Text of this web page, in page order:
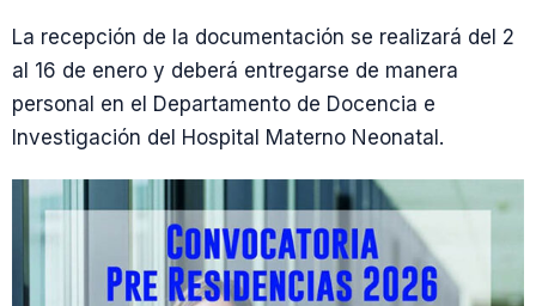
La recepción de la documentación se realizará del 2
al 16 de enero y deberá entregarse de manera
personal en el Departamento de Docencia e
Investigación del Hospital Materno Neonatal.